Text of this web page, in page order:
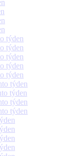
týden
týden
týden
týden
týden
týden
týden
týden
týden